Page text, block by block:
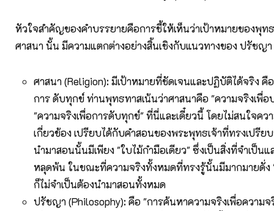
หัวใจสำคัญของคำบรรยายคือการชี้ให้เห็นว่าเป้าหมายของพุท
ศาสนา นั้น มีความแตกต่างอย่างสิ้นเชิงกับแนวทางของ ปรัชญา
ศาสนา (Religion): มีเป้าหมายที่ชัดเจนและปฏิบัติได้จริง คื
การ ดับทุกข์ ท่านพุทธทาสเน้นว่าศาสนาคือ "ความจริงเพื่อ
"ความจริงเพื่อการดับทุกข์" ที่นี่และเดี๋ยวนี้ โดยไม่สนใจคว
เกี่ยวข้อง เปรียบได้กับคำสอนของพระพุทธเจ้าที่ทรงเปรีย
นำมาสอนนั้นมีเพียง "ใบไม้กำมือเดียว" ซึ่งเป็นสิ่งที่จำเป็นแ
หลุดพ้น ในขณะที่ความจริงทั้งหมดที่ทรงรู้นั้นมีมากมายดั่ง
ก็ไม่จำเป็นต้องนำมาสอนทั้งหมด
ปรัชญา (Philosophy): คือ "การค้นหาความจริงเพื่อความจ